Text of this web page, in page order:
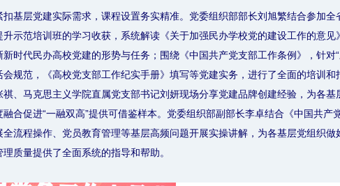
扣基层党建实际需求，课程设置务实精准。党委组织部部长刘旭繁结合参加全
升示范培训班的学习收获，系统解读《关于加强民办学校党的建设工作的意见
时代民办高校党建的形势与任务；围绕《中国共产党支部工作条例》，针对
会规范，《高校党支部工作纪实手册》填写等党建实务，进行了全面的培训和
祺、马克思主义学院直属党支部书记刘妍现场分享党建品牌创建经验，为各基
合促进“一融双高”提供可借鉴样本。党委组织部副部长李卓结合《中国共产
全流程操作、党员教育管理等基层高频问题开展实操讲解，为各基层党组织做
质量提供了全面系统的指导和帮助。